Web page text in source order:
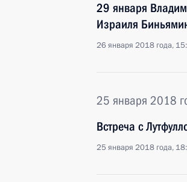
29 января
Израиля
26 января 2018 года,
25 января 2018
Встреча с
25 января 2018 года,